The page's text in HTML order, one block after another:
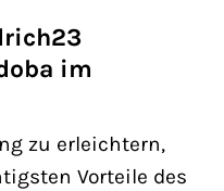
im
zu erleichtern,
Vorteile des